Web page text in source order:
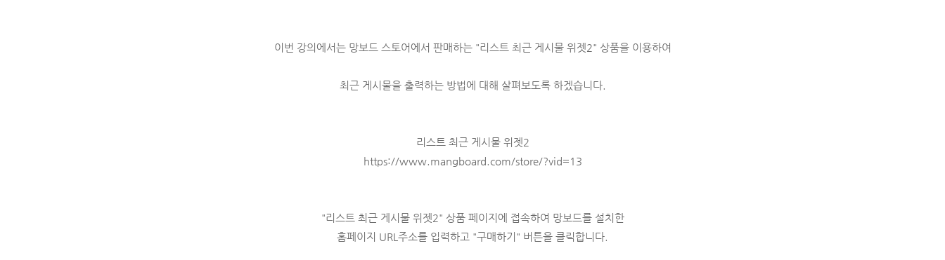
이번 강의에서는 망보드 스토어에서 판매하는 "리스트 최근 게시물 위젯2" 상품을 이용하여
최근 게시물을 출력하는 방법에 대해 살펴보도록 하겠습니다.
리스트 최근 게시물 위젯2
https://www.mangboard.com/store/?vid=13
"리스트 최근 게시물 위젯2" 상품 페이지에 접속하여 망보드를 설치한
홈페이지 URL주소를 입력하고 "구매하기" 버튼을 클릭합니다.